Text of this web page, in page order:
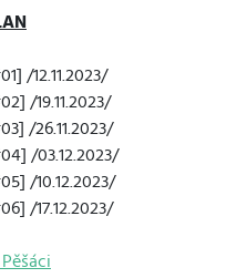
/12.11.2023/
/19.11.2023/
/26.11.2023/
/03.12.2023/
/10.12.2023/
/17.12.2023/